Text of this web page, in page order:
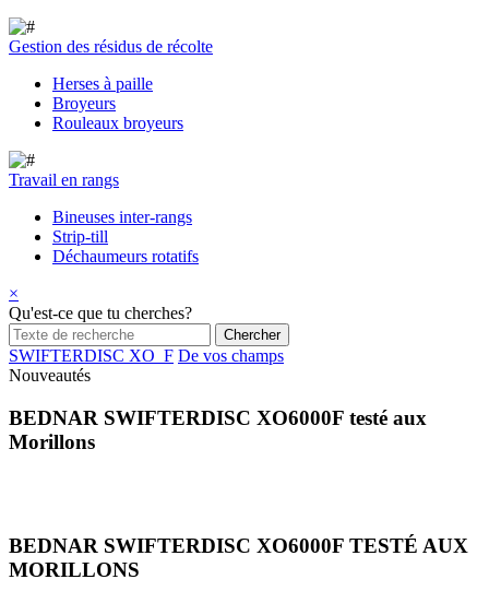
Gestion des résidus de récolte
Herses à paille
Broyeurs
Rouleaux broyeurs
Travail en rangs
Bineuses inter-rangs
Strip-till
Déchaumeurs rotatifs
×
Qu'est-ce que tu cherches?
SWIFTERDISC XO_F De vos champs
Nouveautés
BEDNAR SWIFTERDISC XO6000F testé aux
Morillons
BEDNAR SWIFTERDISC XO6000F TESTÉ AUX
MORILLONS